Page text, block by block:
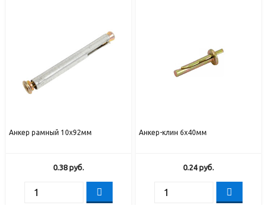
Анкер рамный 10х92мм
0.38руб.
Анкер-клин 6х40мм
0.24руб.